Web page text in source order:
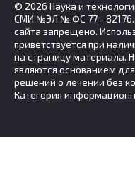
© 2026 Наука и
СМИ №ЭЛ № ФС 77 - 82176.
сайта запрещено.
приветствуется при
на страницу материала.
являются основанием
решений о лечении без
Категория